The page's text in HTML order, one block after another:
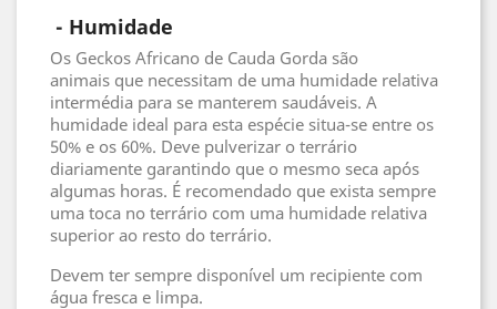
- Humidade
Os Geckos Africano de Cauda Gorda são
animais que necessitam de uma humidade relativa
intermédia para se manterem saudáveis. A
humidade ideal para esta espécie situa-se entre os
50% e os 60%. Deve pulverizar o terrário
diariamente garantindo que o mesmo seca após
algumas horas. É recomendado que exista sempre
uma toca no terrário com uma humidade relativa
superior ao resto do terrário.
Devem ter sempre disponível um recipiente com
água fresca e limpa.